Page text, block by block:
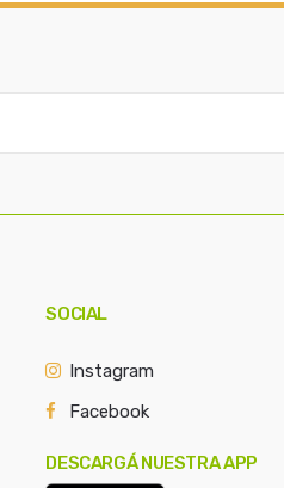
SOCIAL
Instagram
Facebook
DESCARGÁ NUESTRA APP